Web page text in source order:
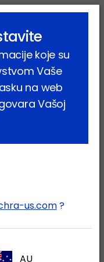
lock_outline search menu
Dechra
koje su
Vaše
na web
Vašoj
us.com?
AU